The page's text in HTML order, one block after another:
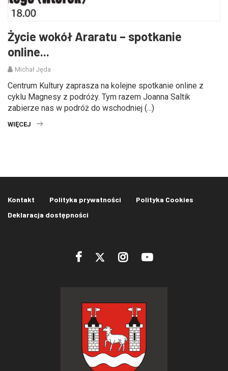
Życie wokół Araratu – spotkanie
online...
Michał Jęda
Centrum Kultury zaprasza na kolejne spotkanie online z
cyklu Magnesy z podróży. Tym razem Joanna Saltik
zabierze nas w podróż do wschodniej (...)
WIĘCEJ
Kontakt Polityka prywatności
Polityka Cookies
Deklaracja dostępności